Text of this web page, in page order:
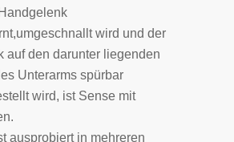
wird und der
auf den darunter liegenden
Unterarms spürbar
wird, ist Sense mit
ausprobiert in mehreren